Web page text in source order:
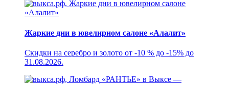
Жаркие дни в ювелирном салоне «Алалит»
Скидки на серебро и золото от -10 % до -15% до
31.08.2026.